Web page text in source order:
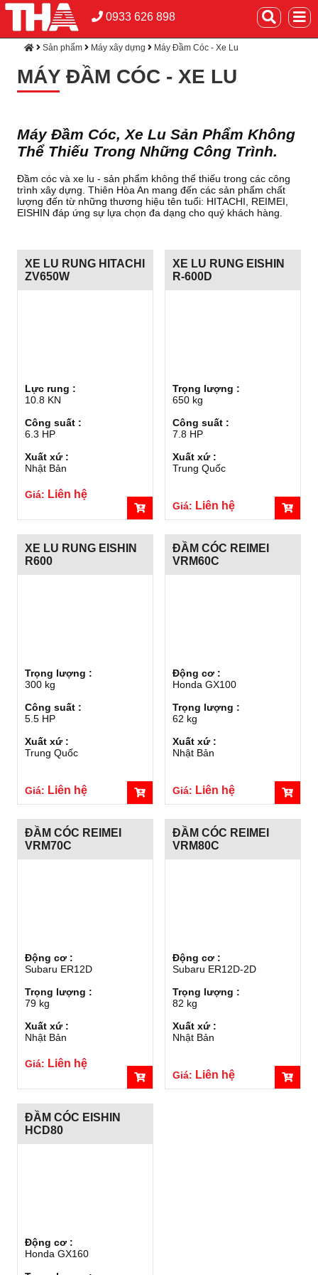
0933 626 898
Sản phẩm Máy xây dựng Máy Đầm Cóc - Xe Lu
MÁY ĐẦM CÓC - XE LU
Máy Đầm Cóc, Xe Lu Sản Phẩm Không
Thể Thiếu Trong Những Công Trình.
Đầm cóc và xe lu - sản phẩm không thể thiếu trong các công
trình xây dựng. Thiên Hòa An mang đến các sản phẩm chất
lượng đến từ những thương hiệu tên tuổi: HITACHI, REIMEI,
EISHIN đáp ứng sự lựa chọn đa dạng cho quý khách hàng.
XE LU RUNG HITACHI
ZV650W
Lực rung :
10.8 KN
Công suất :
6.3 HP
Xuất xứ :
Nhật Bản
Giá: Liên hệ
XE LU RUNG EISHIN
R-600D
Trọng lượng :
650 kg
Công suất :
7.8 HP
Xuất xứ :
Trung Quốc
Giá: Liên hệ
XE LU RUNG EISHIN
R600
Trọng lượng :
300 kg
Công suất :
5.5 HP
Xuất xứ :
Trung Quốc
Giá: Liên hệ
ĐẦM CÓC REIMEI
VRM60C
Động cơ :
Honda GX100
Trọng lượng :
62 kg
Xuất xứ :
Nhật Bản
Giá: Liên hệ
ĐẦM CÓC REIMEI
VRM70C
Động cơ :
Subaru ER12D
Trọng lượng :
79 kg
Xuất xứ :
Nhật Bản
Giá: Liên hệ
ĐẦM CÓC REIMEI
VRM80C
Động cơ :
Subaru ER12D-2D
Trọng lượng :
82 kg
Xuất xứ :
Nhật Bản
Giá: Liên hệ
ĐẦM CÓC EISHIN
HCD80
Động cơ :
Honda GX160